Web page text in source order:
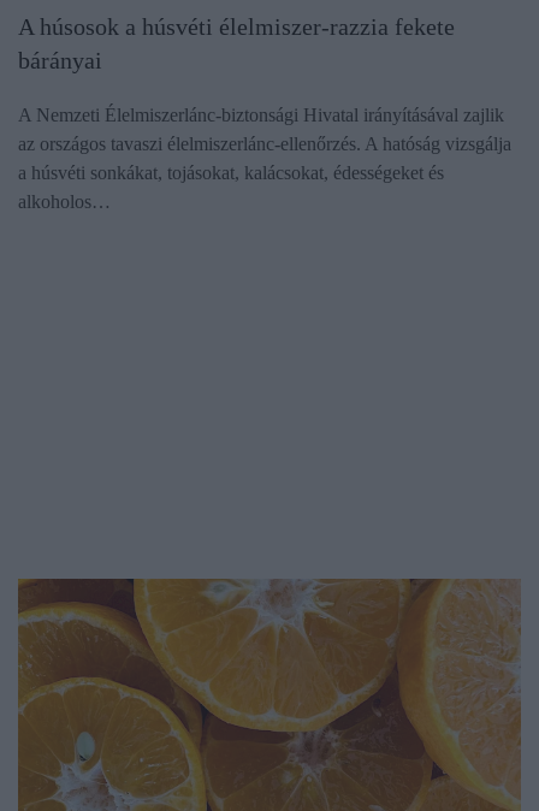
A húsosok a húsvéti élelmiszer-razzia fekete
bárányai
A Nemzeti Élelmiszerlánc-biztonsági Hivatal irányításával zajlik
az országos tavaszi élelmiszerlánc-ellenőrzés. A hatóság vizsgálja
a húsvéti sonkákat, tojásokat, kalácsokat, édességeket és
alkoholos…